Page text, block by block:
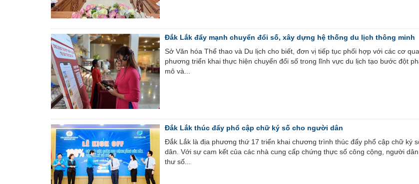
Đắk Lắk đẩy mạnh chuyển đổi số, xây dựng hệ thống du lịch thông minh
Sở Văn hóa Thể thao và Du lịch cho biết, đơn vị tiếp tục phối hợp với các cơ
phương triển khai thực hiện chuyển đổi số trong lĩnh vực du lịch tạo bước đột
mô và...
Đắk Lắk thúc đẩy phổ cập chữ ký số cho người dân
Đắk Lắk là địa phương thứ 17 triển khai chương trình thúc đẩy phổ cập chữ ký
dân. Với sự cam kết của các nhà cung cấp chứng thực số công cộng, người
thư số...